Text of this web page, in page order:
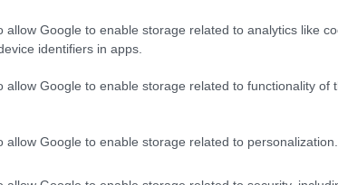
allow Google to enable storage related to analytics like
identifiers in apps.
allow Google to enable storage related to functionality of
allow Google to enable storage related to personalization.
σου
δεκτός, όμως όταν αυτός έχει μετατραπεί